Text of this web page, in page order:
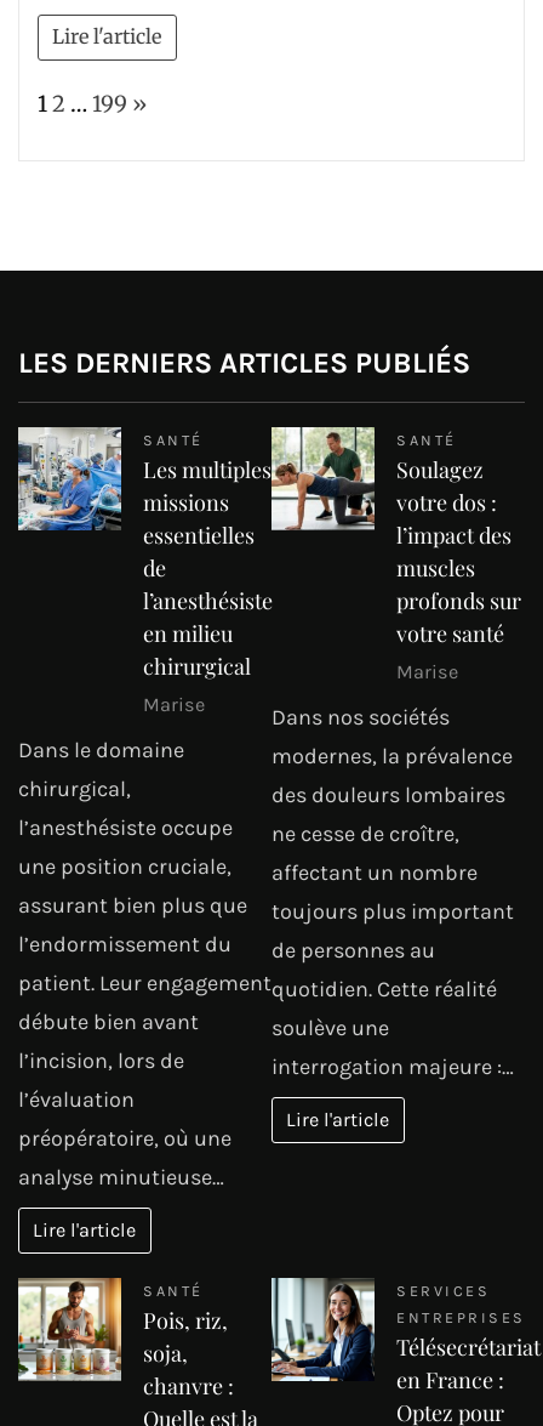
Lire l'article
Page:
12 … 199 Next
»
LES DERNIERS ARTICLES PUBLIÉS
SANTÉ
Les multiples
missions
essentielles
de
l’anesthésiste
en milieu
chirurgical
Marise
Dans le domaine
chirurgical,
l’anesthésiste occupe
une position cruciale,
assurant bien plus que
l’endormissement du
patient. Leur engagement
débute bien avant
l’incision, lors de
l’évaluation
préopératoire, où une
analyse minutieuse…
Lire l'article
SANTÉ
Soulagez
votre dos :
l’impact des
muscles
profonds sur
votre santé
Marise
Dans nos sociétés
modernes, la prévalence
des douleurs lombaires
ne cesse de croître,
affectant un nombre
toujours plus important
de personnes au
quotidien. Cette réalité
soulève une
interrogation majeure :…
Lire l'article
SANTÉ
Pois, riz,
soja,
chanvre :
Quelle est la
SERVICES
ENTREPRISES
Télésecrétariat
en France :
Optez pour